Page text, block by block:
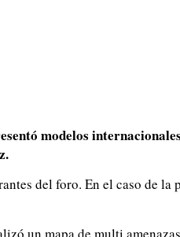
modelos
del foro. En el caso de la
un mapa de multi